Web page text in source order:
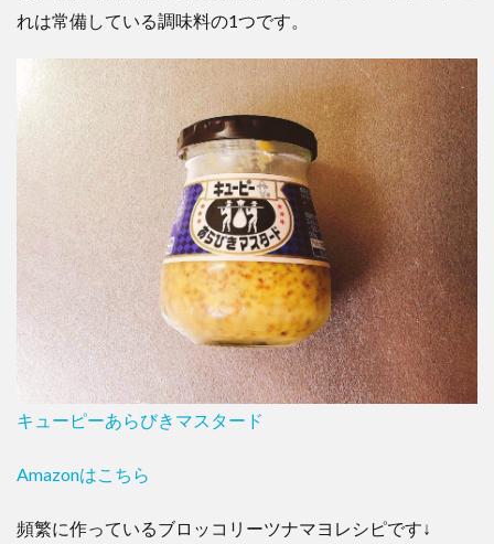
れは常備している調味料の1つです。
キューピーあらびきマスタード
Amazonはこちら
頻繁に作っているブロッコリーツナマヨレシピです↓